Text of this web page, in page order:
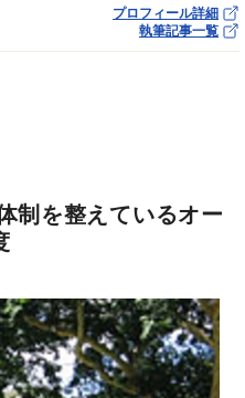
プロフィール詳細
執筆記事一覧
制を整えているオー